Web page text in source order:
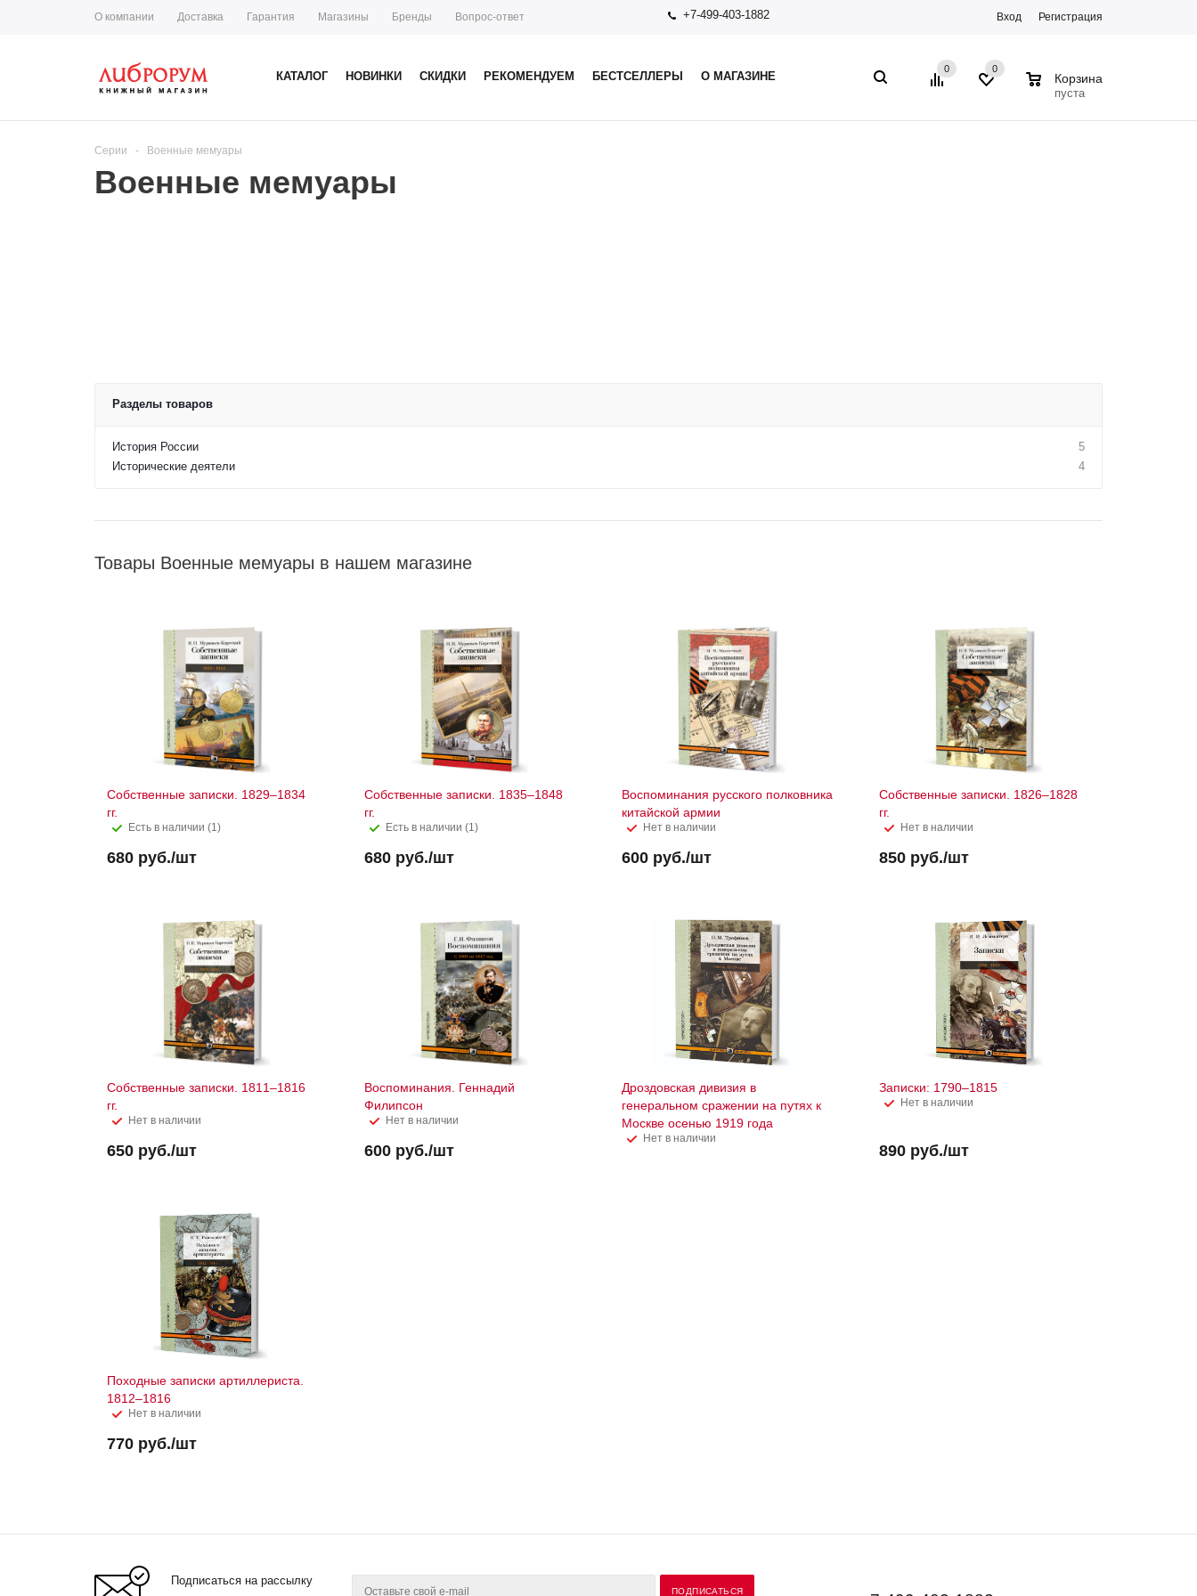
О компании Доставка Гарантия Магазины Бренды Вопрос-ответ +7-499-403-1882 Вход Регистрация
КАТАЛОГ НОВИНКИ СКИДКИ РЕКОМЕНДУЕМ БЕСТСЕЛЛЕРЫ О МАГАЗИНЕ
0 0
Корзина
пуста
Серии - Военные мемуары
Военные мемуары
Разделы товаров
История России
5
Исторические деятели
4
Товары Военные мемуары в нашем магазине
Собственные записки. 1829–1834
гг.
Есть в наличии (1)
680 руб./шт
Собственные записки. 1835–1848
гг.
Есть в наличии (1)
680 руб./шт
Воспоминания русского полковника
китайской армии
Нет в наличии
600 руб./шт
Собственные записки. 1826–1828
гг.
Нет в наличии
850 руб./шт
Собственные записки. 1811–1816
гг.
Нет в наличии
650 руб./шт
Воспоминания. Геннадий
Филипсон
Нет в наличии
600 руб./шт
Дроздовская дивизия в
генеральном сражении на путях к
Москве осенью 1919 года
Нет в наличии
Записки: 1790–1815
Нет в наличии
890 руб./шт
Походные записки артиллериста.
1812–1816
Нет в наличии
770 руб./шт
Подписаться на рассылку